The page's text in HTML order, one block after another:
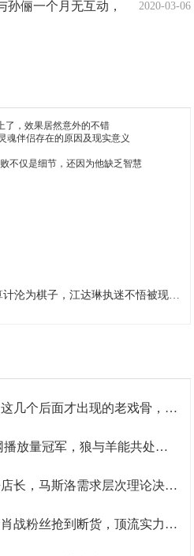
2020-03-06
孙俪一个月无互动，
为棋子，江达琳执迷不悟被现实打脸
面才出现的老戏骨，比孙俪演得还出彩
量冠军，狼与羊能共处一室吗？
斯洛需求层次理论决定人追钱或钱追人
抢到断货，顶流实力让品牌方成赢家